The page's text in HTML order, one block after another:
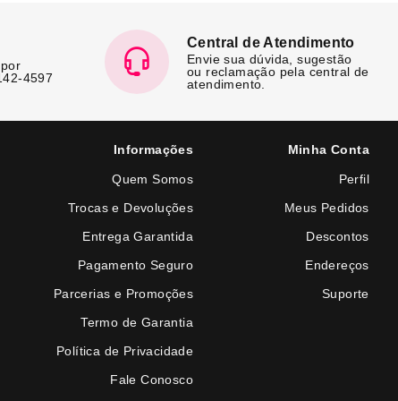
4597
Central de Atendimento
Envie sua dúvida, sugestão
ou reclamação pela central de
atendimento.
Informações
Quem Somos
Trocas e Devoluções
Entrega Garantida
Pagamento Seguro
Parcerias e Promoções
Termo de Garantia
Política de Privacidade
Fale Conosco
Minha Conta
Perfil
Meus Pedidos
Descontos
Endereços
Suporte